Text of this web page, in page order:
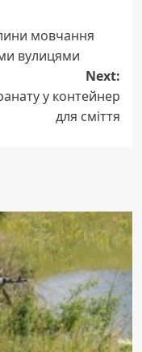
мовчання
вулицями
Next:
у контейнер
для сміття